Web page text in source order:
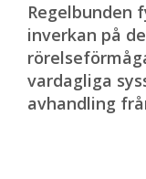
Regelbunden
inverkan på
vardagliga
avhandling